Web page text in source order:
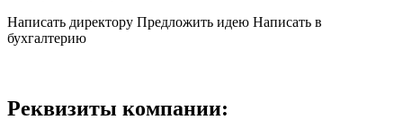
Написать директору Предложить идею Написать в
бухгалтерию
Реквизиты компании: